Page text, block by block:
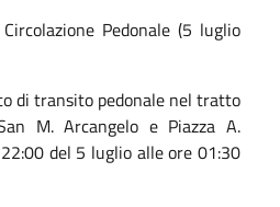
Pedonale (5 luglio
di transito pedonale nel tratto
M. Arcangelo e Piazza A.
del 5 luglio alle ore 01:30